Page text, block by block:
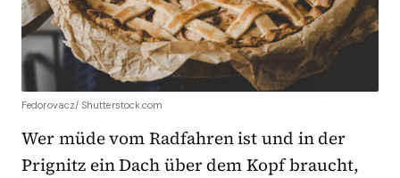
Fedorovacz/ Shutterstock.com
Wer müde vom Radfahren ist und in der
Prignitz ein Dach über dem Kopf braucht,